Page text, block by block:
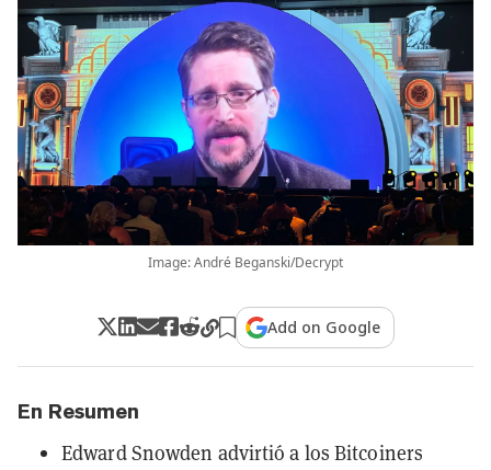
Image: André Beganski/Decrypt
Add on Google
En Resumen
Edward Snowden advirtió a los Bitcoiners